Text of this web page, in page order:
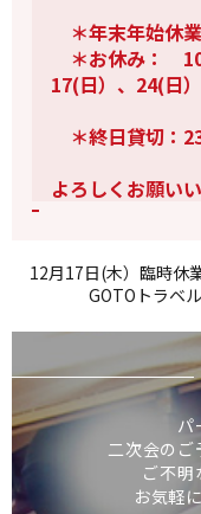
＊年末年始休
＊お休み：
17(日）、24(日
＊終日貸切：
よろしくお願い
12月17日(木）臨時休
GOTOトラベ
パ
二次会のご
ご不明
お気軽